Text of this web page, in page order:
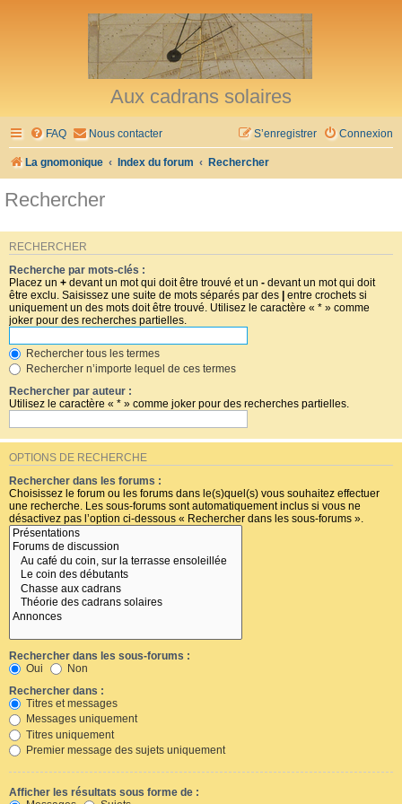
Aux cadrans solaires
FAQ Nous contacter Connexion
S’enregistrer
La gnomonique Index du forum Rechercher
Rechercher
RECHERCHER
Recherche par mots-clés :
Placez un + devant un mot qui doit être trouvé et un - devant un mot qui doit
être exclu. Saisissez une suite de mots séparés par des | entre crochets si
uniquement un des mots doit être trouvé. Utilisez le caractère « * » comme
joker pour des recherches partielles.
Rechercher tous les termes
Rechercher n’importe lequel de ces termes
Rechercher par auteur :
Utilisez le caractère « * » comme joker pour des recherches partielles.
OPTIONS DE RECHERCHE
Rechercher dans les forums :
Choisissez le forum ou les forums dans le(s)quel(s) vous souhaitez effectuer
une recherche. Les sous-forums sont automatiquement inclus si vous ne
désactivez pas l’option ci-dessous « Rechercher dans les sous-forums ».
Rechercher dans les sous-forums :
Oui
Non
Rechercher dans :
Titres et messages
Messages uniquement
Titres uniquement
Premier message des sujets uniquement
Afficher les résultats sous forme de :